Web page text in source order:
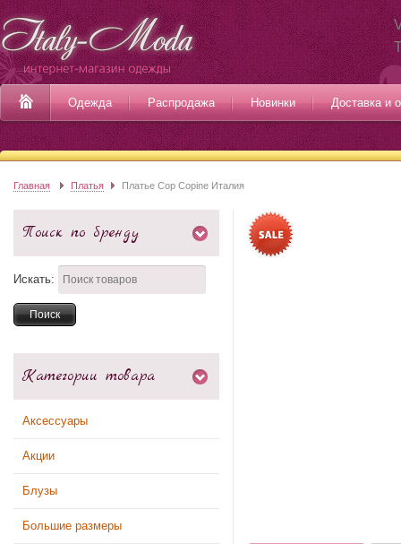
Одежда Распродажа Новинки Доставка и
Главная Платья Платье Cop Copine Италия
Поиск по бренду
Искать:
Категории товара
Аксессуары
Акции
Блузы
Большие размеры